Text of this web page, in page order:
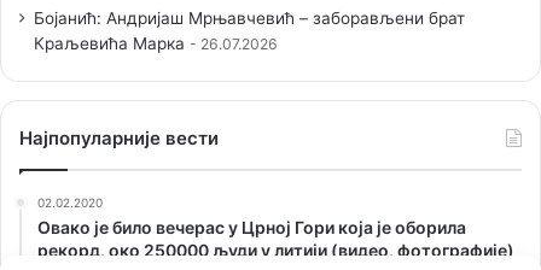
Бојанић: Андријаш Мрњавчевић – заборављени брат
Краљевића Марка
26.07.2026
Наjпопуларније вести
02.02.2020
Овако је било вечерас у Црној Гори која је оборила
рекорд, око 250000 људи у литији (видео, фотографије)